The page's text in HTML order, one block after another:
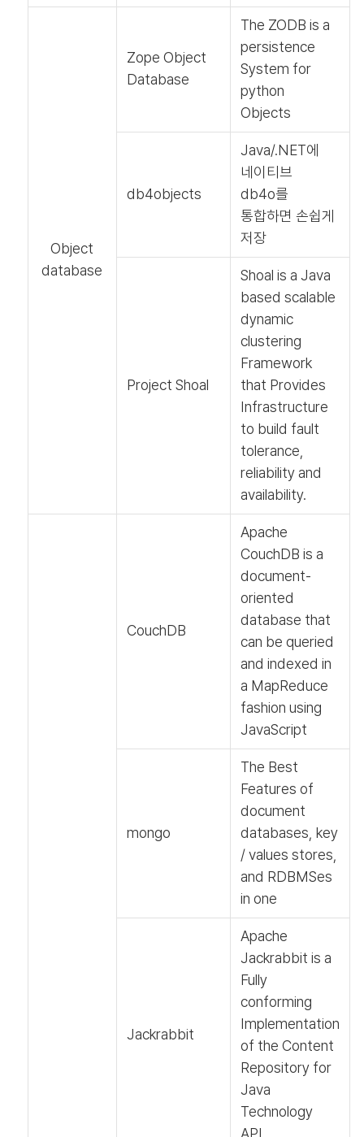
Object
database
Zope Object
Database
The ZODB is a
persistence
System for
python
Objects
db4objects
Java/.NET에
네이티브
db4o를
통합하면 손쉽게
저장
Project Shoal
Shoal is a Java
based scalable
dynamic
clustering
Framework
that Provides
Infrastructure
to build fault
tolerance,
reliability and
availability.
CouchDB
Apache
CouchDB is a
document-
oriented
database that
can be queried
and indexed in
a MapReduce
fashion using
JavaScript
mongo
The Best
Features of
document
databases, key
/ values stores,
and RDBMSes
in one
Jackrabbit
Apache
Jackrabbit is a
Fully
conforming
Implementation
of the Content
Repository for
Java
Technology
API